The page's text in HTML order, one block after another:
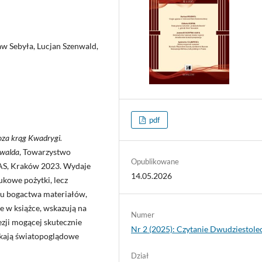
Sebyła, Lucjan Szenwald,
krąg Kwadrygi.
, Towarzystwo
Kraków 2023. Wydaje
pożytki, lecz
bogactwa materiałów,
w książce, wskazują na
mogącej skutecznie
światopoglądowe
pdf
Opublikowane
14.05.2026
Numer
Nr 2 (2025): Czytanie
Dział